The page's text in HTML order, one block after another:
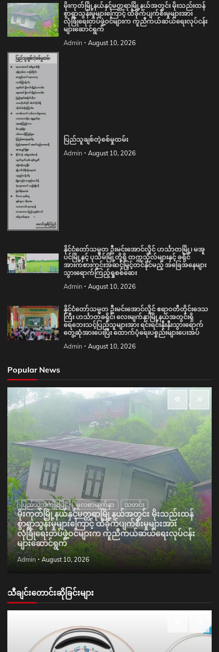
မိုးကုတ်မြို့နယ်နှင့်မတ္တရာမြို့နယ်အတွင်း မိုးသည်းထန်
စွာရွာသွန်းမှုများကြောင့် ထိခိုက်ပျက်စီးမှုများအား
လုံခြုံရေးတပ်ဖွဲ့ဝင်များက ကူညီကယ်ဆယ်ရေးလုပ်ငန်း
များဆောင်ရွက်
Admin August 10, 2026
ပြည်သူချစ်တဲ့စစ်မှုထမ်း
Admin August 10, 2026
နိုင်ငံတော်သမ္မတ ဦးမင်းအောင်လှိုင် ဟင်္သာတမြို့၊ မအူ
ပင်မြို့နှင့် ပုသိမ်မြို့တို့ရှိ တက္ကသိုလ်များနှင့် ခရိုင်
အားကစားကွင်းအဆင့်မြှင့်တင်နိုင်မည့် အခြေအနေများ
သွားရောက်ကြည့်ရှုစစ်ဆေး
Admin August 10, 2026
နိုင်ငံတော်သမ္မတ ဦးမင်းအောင်လှိုင် ဧရာဝတီတိုင်းဒေသ
ကြီး ဟင်္သာတခရိုင်၊ လေးမျက်နှာမြို့နယ်အတွင်းရှိ
ရေဘေးသင့်ပြည်သူများအား ရင်းရင်းနှီးနှီးသွားရောက်
တွေ့ဆုံအားပေးပြီး ထောက်ပံ့ရေးပစ္စည်းများပေးအပ်
Admin August 10, 2026
Popular News
ပြည်သူ့အကျိုးပြု မူလစာမျက်နှာ သတင်း
မိုးကုတ်မြို့နယ်နှင့်မတ္တရာမြို့နယ်အတွင်း မိုးသည်းထန်
စွာရွာသွန်းမှုများကြောင့် ထိခိုက်ပျက်စီးမှုများအား
လုံခြုံရေးတပ်ဖွဲ့ဝင်များက ကူညီကယ်ဆယ်ရေးလုပ်ငန်း
များဆောင်ရွက်
Admin August 10, 2026
သီချင်းတောင်းဆိုခြင်းများ